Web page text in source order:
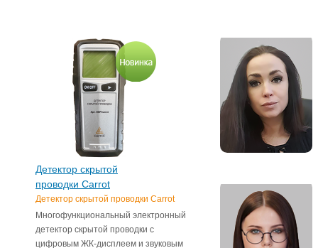
Детектор скрытой
проводки Carrot
Детектор скрытой проводки Carrot
Многофункциональный электронный
детектор скрытой проводки с
цифровым ЖК-дисплеем и звуковым